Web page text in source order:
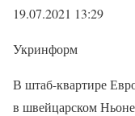
19.07.2021 13:29
Укринформ
В штаб-квартире
в швейцарском